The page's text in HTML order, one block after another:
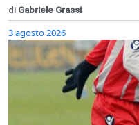
di Gabriele Grassi
3 agosto 2026